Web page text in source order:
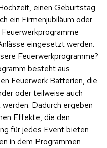
einen Geburtstag
ein Firmenjubiläum oder
eingesetzt werden.
Feuerwerkprogramme?
besteht aus
Feuerwerk Batterien, die
oder teilweise auch
Dadurch ergeben
Effekte, die den
für jedes Event bieten
in dem Programmen